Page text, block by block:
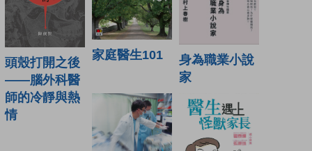
頭殼打開之後
——腦外科醫
師的冷靜與熱
情
家庭醫生101
身為職業小說
家